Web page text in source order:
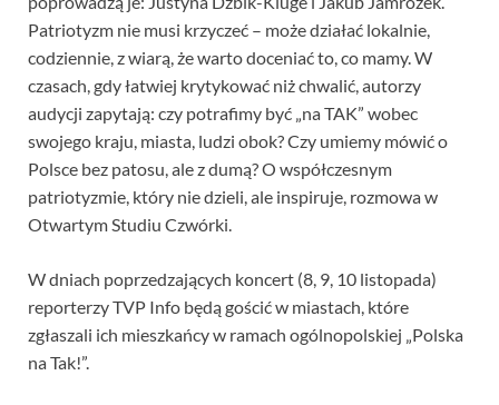
Patriotyzm nie musi krzyczeć – może działać lokalnie,
codziennie, z wiarą, że warto doceniać to, co mamy. W
czasach, gdy łatwiej krytykować niż chwalić, autorzy
audycji zapytają: czy potrafimy być „na TAK” wobec
swojego kraju, miasta, ludzi obok? Czy umiemy mówić o
Polsce bez patosu, ale z dumą? O współczesnym
patriotyzmie, który nie dzieli, ale inspiruje, rozmowa w
Otwartym Studiu Czwórki.
W dniach poprzedzających koncert (8, 9, 10 listopada)
reporterzy TVP Info będą gościć w miastach, które
zgłaszali ich mieszkańcy w ramach ogólnopolskiej „Polska
na Tak!”.